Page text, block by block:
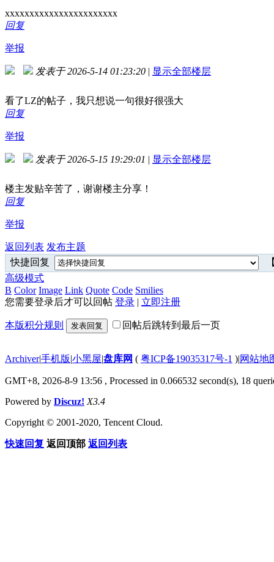
xxxxxxxxxxxxxxxxxxxxxxx
回复
举报
发表于 2026-5-14 01:23:20 | 显示全部楼层
看了LZ的帖子，我只想说一句很好很强大
回复
举报
发表于 2026-5-15 19:29:01 | 显示全部楼层
楼主发贴辛苦了，谢谢楼主分享！
回复
举报
返回列表 发布主题
快捷回复
高级模式
B Color Image Link Quote Code Smilies
您需要登录后才可以回帖 登录 | 立即注册
本版积分规则 发表回复 回帖后跳转到最后一页
Archiver|手机版|小黑屋|盘库网 ( 粤ICP备19035317号-1 )|网站地
GMT+8, 2026-8-9 13:56 , Processed in 0.066532 second(s), 18
Powered by Discuz! X3.4
Copyright © 2001-2020, Tencent Cloud.
快速回复 返回顶部 返回列表